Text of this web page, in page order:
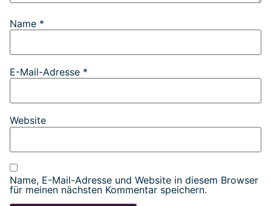
Name *
E-Mail-Adresse *
Website
Name, E-Mail-Adresse und Website in diesem Browser
für meinen nächsten Kommentar speichern.